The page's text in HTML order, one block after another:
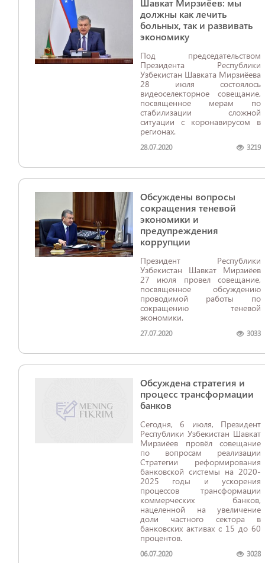
Шавкат Мирзиёев: мы
должны как лечить
больных, так и развивать
экономику
Под председательством
Президента Республики
Узбекистан Шавката Мирзиёева
28 июля состоялось
видеоселекторное совещание,
посвященное мерам по
стабилизации сложной
ситуации с коронавирусом в
регионах.
28.07.2020 3219
Обсуждены вопросы
сокращения теневой
экономики и
предупреждения
коррупции
Президент Республики
Узбекистан Шавкат Мирзиёев
27 июля провел совещание,
посвященное обсуждению
проводимой работы по
сокращению теневой
экономики.
27.07.2020 3033
Обсуждена стратегия и
процесс трансформации
банков
Сегодня, 6 июля, Президент
Республики Узбекистан Шавкат
Мирзиёев провёл совещание
по вопросам реализации
Стратегии реформирования
банковской системы на 2020-
2025 годы и ускорения
процессов трансформации
коммерческих банков,
нацеленной на увеличение
доли частного сектора в
банковских активах с 15 до 60
процентов.
06.07.2020 3028